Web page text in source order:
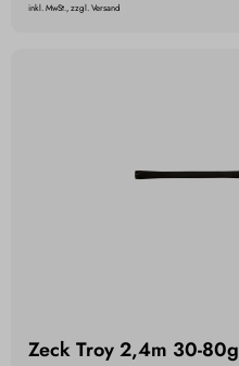
inkl. MwSt., zzgl. Versand
Zeck Troy 2,4m 30-80g